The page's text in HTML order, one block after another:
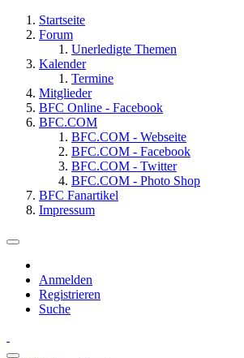
Startseite
Forum
Unerledigte Themen
Kalender
Termine
Mitglieder
BFC Online - Facebook
BFC.COM
BFC.COM - Webseite
BFC.COM - Facebook
BFC.COM - Twitter
BFC.COM - Photo Shop
BFC Fanartikel
Impressum
Anmelden
Registrieren
Suche